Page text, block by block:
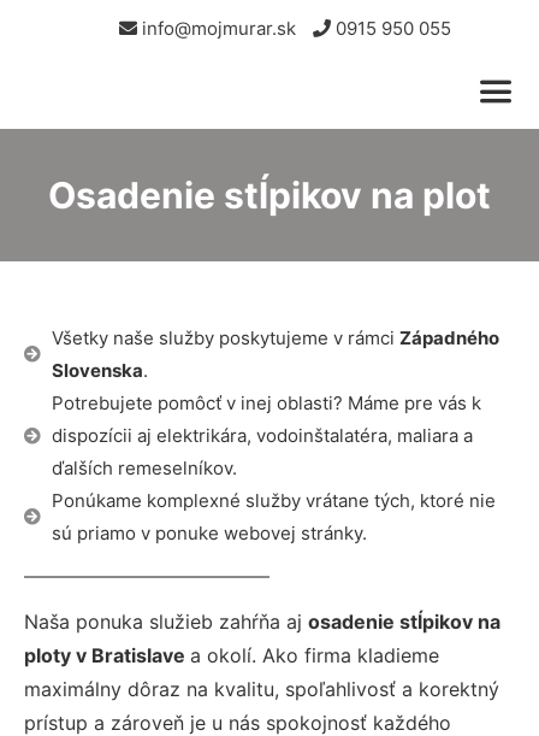
info@mojmurar.sk 0915 950 055
Osadenie stĺpikov na plot
Všetky naše služby poskytujeme v rámci Západného
Slovenska.
Potrebujete pomôcť v inej oblasti? Máme pre vás k
dispozícii aj elektrikára, vodoinštalatéra, maliara a
ďalších remeselníkov.
Ponúkame komplexné služby vrátane tých, ktoré nie
sú priamo v ponuke webovej stránky.
Naša ponuka služieb zahŕňa aj osadenie stĺpikov na
ploty v Bratislave a okolí. Ako firma kladieme
maximálny dôraz na kvalitu, spoľahlivosť a korektný
prístup a zároveň je u nás spokojnosť každého